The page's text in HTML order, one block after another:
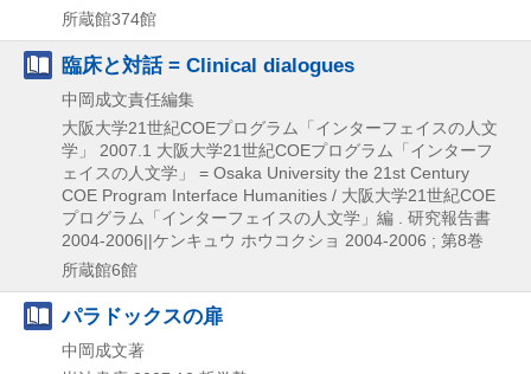
所蔵館374館
臨床と対話 = Clinical dialogues
中岡成文責任編集
大阪大学21世紀COEプログラム「インターフェイスの人文
学」
2007.1 大阪大学21世紀COEプログラム「インターフ
ェイスの人文学」 = Osaka University the 21st Century
COE Program Interface Humanities / 大阪大学21世紀COE
プログラム「インターフェイスの人文学」編 . 研究報告書
2004-2006||ケンキュウ ホウコクショ 2004-2006 ; 第8巻
所蔵館6館
パラドックスの扉
中岡成文著